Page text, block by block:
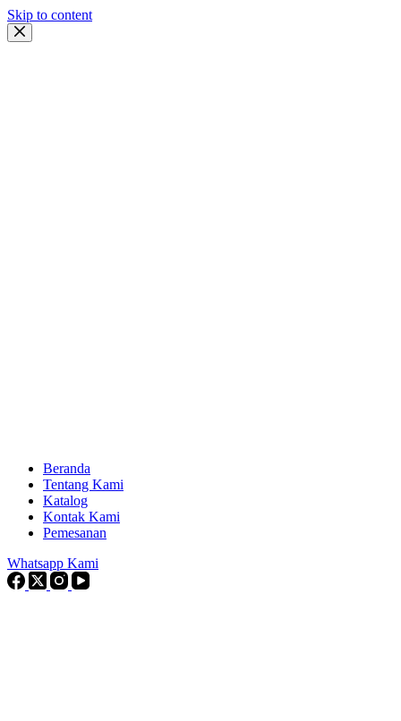
Skip to content
Beranda
Tentang Kami
Katalog
Kontak Kami
Pemesanan
Whatsapp Kami